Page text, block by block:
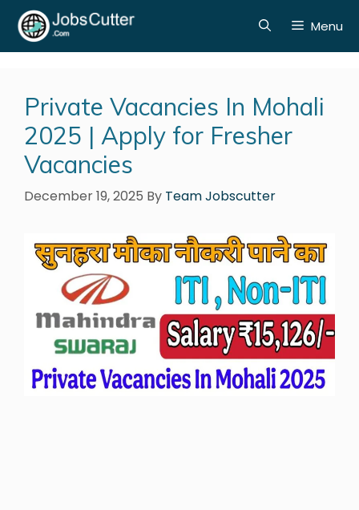
Menu
Private Vacancies In Mohali
2025 | Apply for Fresher
Vacancies
December 19, 2025 By Team Jobscutter